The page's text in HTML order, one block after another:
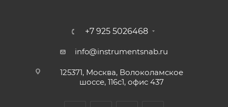
+7 925 5026468
info@instrumentsnab.ru
125371, Москва, Волоколамское
шоссе, 116с1, офис 437